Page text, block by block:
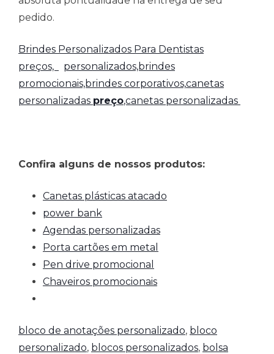
pedido.
Brindes Personalizados Para Dentistas
preços,
personalizados,brindes
promocionais,brindes corporativos,canetas
personalizadas preço,canetas personalizadas
Confira alguns de nossos produtos:
Canetas plásticas atacado
power bank
Agendas personalizadas
Porta cartões em metal
Pen drive promocional
Chaveiros promocionais
bloco de anotações personalizado, bloco
personalizado, blocos personalizados, bolsa